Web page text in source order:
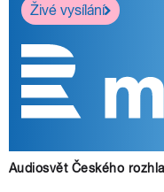
Živé vysílání
Audiosvět Českého